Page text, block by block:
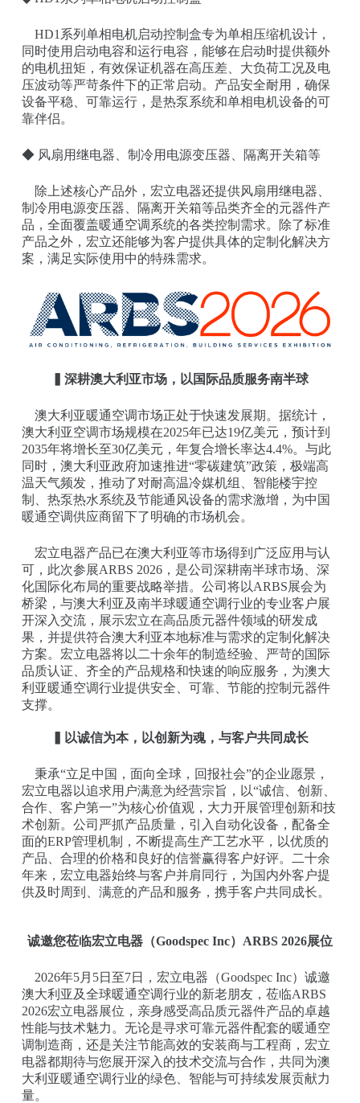
HD1系列单相电机启动控制盒专为单相压缩机设计，
同时使用启动电容和运行电容，能够在启动时提供额外
的电机扭矩，有效保证机器在高压差、大负荷工况及电
压波动等严苛条件下的正常启动。产品安全耐用，确保
设备平稳、可靠运行，是热泵系统和单相电机设备的可
靠伴侣。
◆ 风扇用继电器、制冷用电源变压器、隔离开关箱等
除上述核心产品外，宏立电器还提供风扇用继电器、
制冷用电源变压器、隔离开关箱等品类齐全的元器件产
品，全面覆盖暖通空调系统的各类控制需求。除了标准
产品之外，宏立还能够为客户提供具体的定制化解决方
案，满足实际使用中的特殊需求。
▍深耕澳大利亚市场，以国际品质服务南半球
澳大利亚暖通空调市场正处于快速发展期。据统计，
澳大利亚空调市场规模在2025年已达19亿美元，预计到
2035年将增长至30亿美元，年复合增长率达4.4%。与此
同时，澳大利亚政府加速推进“零碳建筑”政策，极端高
温天气频发，推动了对耐高温冷媒机组、智能楼宇控
制、热泵热水系统及节能通风设备的需求激增，为中国
暖通空调供应商留下了明确的市场机会。
宏立电器产品已在澳大利亚等市场得到广泛应用与认
可，此次参展ARBS 2026，是公司深耕南半球市场、深
化国际化布局的重要战略举措。公司将以ARBS展会为
桥梁，与澳大利亚及南半球暖通空调行业的专业客户展
开深入交流，展示宏立在高品质元器件领域的研发成
果，并提供符合澳大利亚本地标准与需求的定制化解决
方案。宏立电器将以二十余年的制造经验、严苛的国际
品质认证、齐全的产品规格和快速的响应服务，为澳大
利亚暖通空调行业提供安全、可靠、节能的控制元器件
支撑。
▍以诚信为本，以创新为魂，与客户共同成长
秉承“立足中国，面向全球，回报社会”的企业愿景，
宏立电器以追求用户满意为经营宗旨，以“诚信、创新、
合作、客户第一”为核心价值观，大力开展管理创新和技
术创新。公司严抓产品质量，引入自动化设备，配备全
面的ERP管理机制，不断提高生产工艺水平，以优质的
产品、合理的价格和良好的信誉赢得客户好评。二十余
年来，宏立电器始终与客户并肩同行，为国内外客户提
供及时周到、满意的产品和服务，携手客户共同成长。
诚邀您莅临宏立电器（Goodspec Inc）ARBS 2026展位
2026年5月5日至7日，宏立电器（Goodspec Inc）诚邀
澳大利亚及全球暖通空调行业的新老朋友，莅临ARBS
2026宏立电器展位，亲身感受高品质元器件产品的卓越
性能与技术魅力。无论是寻求可靠元器件配套的暖通空
调制造商，还是关注节能高效的安装商与工程商，宏立
电器都期待与您展开深入的技术交流与合作，共同为澳
大利亚暖通空调行业的绿色、智能与可持续发展贡献力
量。